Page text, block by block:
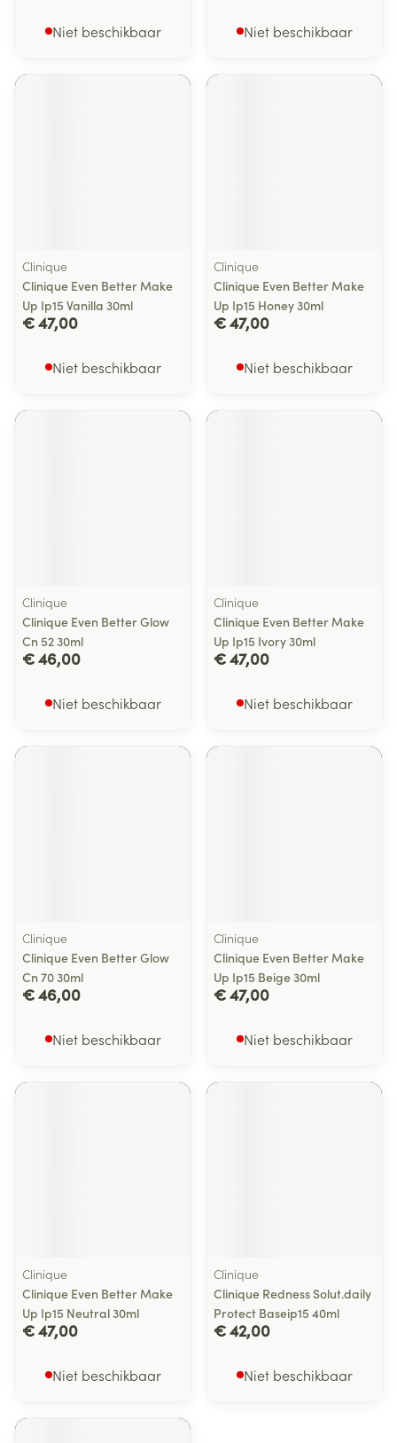
Niet beschikbaar Niet beschikbaar
Clinique
Clinique Even Better Make
Up Ip15 Vanilla 30ml
€ 47,00
Niet beschikbaar
Clinique
Clinique Even Better Make
Up Ip15 Honey 30ml
€ 47,00
Niet beschikbaar
Clinique
Clinique Even Better Glow
Cn 52 30ml
€ 46,00
Niet beschikbaar
Clinique
Clinique Even Better Make
Up Ip15 Ivory 30ml
€ 47,00
Niet beschikbaar
Clinique
Clinique Even Better Glow
Cn 70 30ml
€ 46,00
Niet beschikbaar
Clinique
Clinique Even Better Make
Up Ip15 Beige 30ml
€ 47,00
Niet beschikbaar
Clinique
Clinique Even Better Make
Up Ip15 Neutral 30ml
€ 47,00
Niet beschikbaar
Clinique
Clinique Redness Solut.daily
Protect Baseip15 40ml
€ 42,00
Niet beschikbaar